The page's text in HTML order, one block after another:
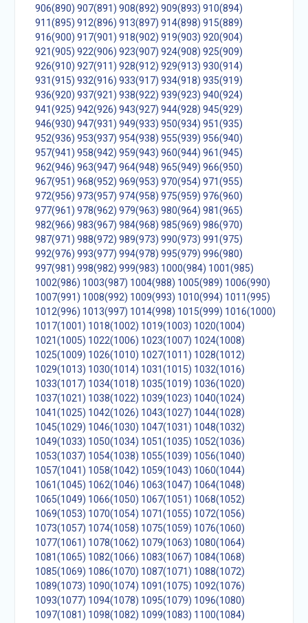
906(890) 907(891) 908(892) 909(893) 910(894)
911(895) 912(896) 913(897) 914(898) 915(889)
916(900) 917(901) 918(902) 919(903) 920(904)
921(905) 922(906) 923(907) 924(908) 925(909)
926(910) 927(911) 928(912) 929(913) 930(914)
931(915) 932(916) 933(917) 934(918) 935(919)
936(920) 937(921) 938(922) 939(923) 940(924)
941(925) 942(926) 943(927) 944(928) 945(929)
946(930) 947(931) 949(933) 950(934) 951(935)
952(936) 953(937) 954(938) 955(939) 956(940)
957(941) 958(942) 959(943) 960(944) 961(945)
962(946) 963(947) 964(948) 965(949) 966(950)
967(951) 968(952) 969(953) 970(954) 971(955)
972(956) 973(957) 974(958) 975(959) 976(960)
977(961) 978(962) 979(963) 980(964) 981(965)
982(966) 983(967) 984(968) 985(969) 986(970)
987(971) 988(972) 989(973) 990(973) 991(975)
992(976) 993(977) 994(978) 995(979) 996(980)
997(981) 998(982) 999(983) 1000(984) 1001(985)
1002(986) 1003(987) 1004(988) 1005(989) 1006(990)
1007(991) 1008(992) 1009(993) 1010(994) 1011(995)
1012(996) 1013(997) 1014(998) 1015(999) 1016(1000)
1017(1001) 1018(1002) 1019(1003) 1020(1004)
1021(1005) 1022(1006) 1023(1007) 1024(1008)
1025(1009) 1026(1010) 1027(1011) 1028(1012)
1029(1013) 1030(1014) 1031(1015) 1032(1016)
1033(1017) 1034(1018) 1035(1019) 1036(1020)
1037(1021) 1038(1022) 1039(1023) 1040(1024)
1041(1025) 1042(1026) 1043(1027) 1044(1028)
1045(1029) 1046(1030) 1047(1031) 1048(1032)
1049(1033) 1050(1034) 1051(1035) 1052(1036)
1053(1037) 1054(1038) 1055(1039) 1056(1040)
1057(1041) 1058(1042) 1059(1043) 1060(1044)
1061(1045) 1062(1046) 1063(1047) 1064(1048)
1065(1049) 1066(1050) 1067(1051) 1068(1052)
1069(1053) 1070(1054) 1071(1055) 1072(1056)
1073(1057) 1074(1058) 1075(1059) 1076(1060)
1077(1061) 1078(1062) 1079(1063) 1080(1064)
1081(1065) 1082(1066) 1083(1067) 1084(1068)
1085(1069) 1086(1070) 1087(1071) 1088(1072)
1089(1073) 1090(1074) 1091(1075) 1092(1076)
1093(1077) 1094(1078) 1095(1079) 1096(1080)
1097(1081) 1098(1082) 1099(1083) 1100(1084)